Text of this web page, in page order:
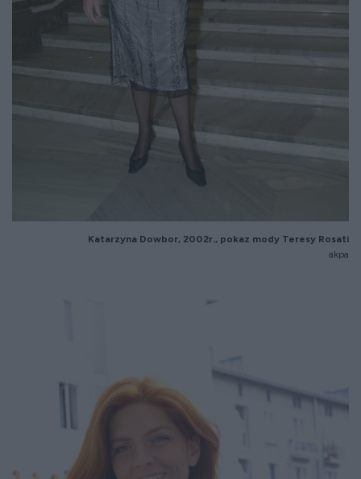
Katarzyna Dowbor, 2002r., pokaz mody Teresy Rosati
akpa